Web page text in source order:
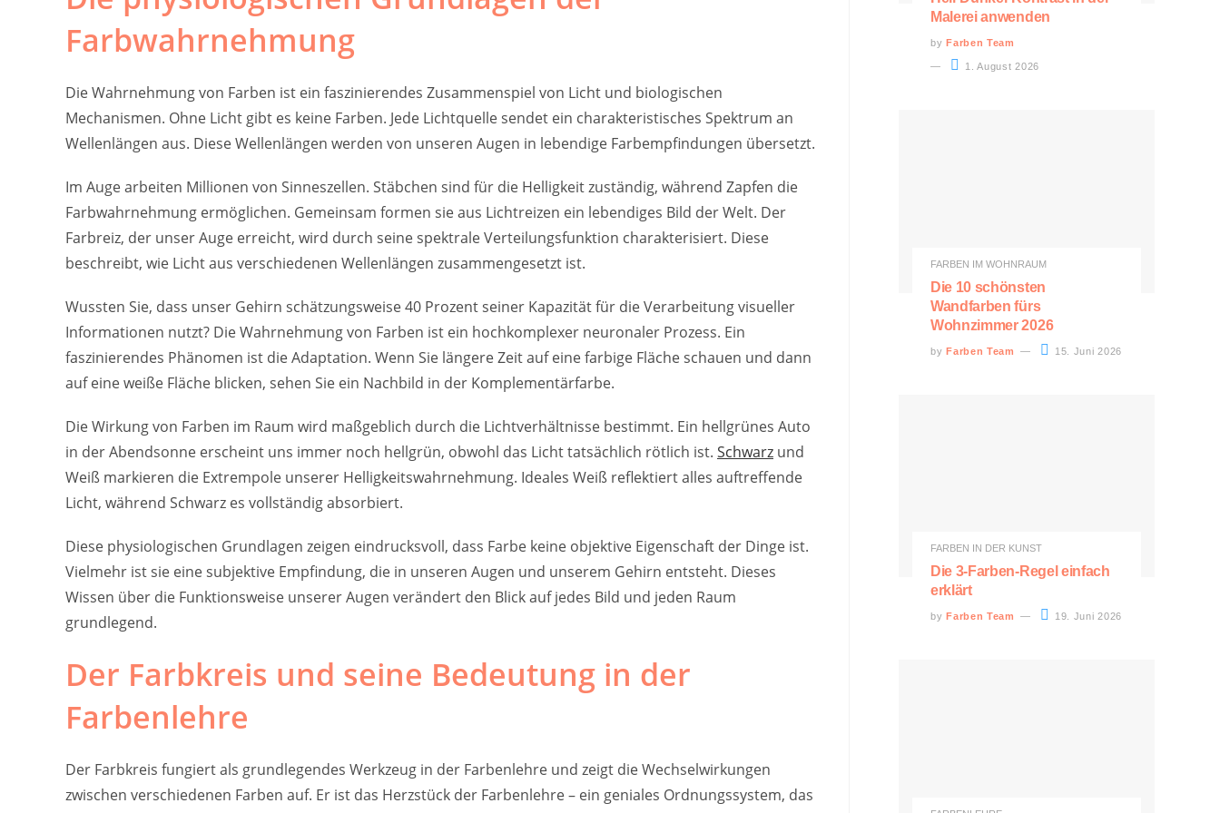
Farbwahrnehmung
Die Wahrnehmung von Farben ist ein faszinierendes Zusammenspiel von Licht und biologischen
Mechanismen. Ohne Licht gibt es keine Farben. Jede Lichtquelle sendet ein charakteristisches Spektrum an
Wellenlängen aus. Diese Wellenlängen werden von unseren Augen in lebendige Farbempfindungen übersetzt.
Im Auge arbeiten Millionen von Sinneszellen. Stäbchen sind für die Helligkeit zuständig, während Zapfen die
Farbwahrnehmung ermöglichen. Gemeinsam formen sie aus Lichtreizen ein lebendiges Bild der Welt. Der
Farbreiz, der unser Auge erreicht, wird durch seine spektrale Verteilungsfunktion charakterisiert. Diese
beschreibt, wie Licht aus verschiedenen Wellenlängen zusammengesetzt ist.
Wussten Sie, dass unser Gehirn schätzungsweise 40 Prozent seiner Kapazität für die Verarbeitung visueller
Informationen nutzt? Die Wahrnehmung von Farben ist ein hochkomplexer neuronaler Prozess. Ein
faszinierendes Phänomen ist die Adaptation. Wenn Sie längere Zeit auf eine farbige Fläche schauen und dann
auf eine weiße Fläche blicken, sehen Sie ein Nachbild in der Komplementärfarbe.
Die Wirkung von Farben im Raum wird maßgeblich durch die Lichtverhältnisse bestimmt. Ein hellgrünes Auto
in der Abendsonne erscheint uns immer noch hellgrün, obwohl das Licht tatsächlich rötlich ist. Schwarz und
Weiß markieren die Extrempole unserer Helligkeitswahrnehmung. Ideales Weiß reflektiert alles auftreffende
Licht, während Schwarz es vollständig absorbiert.
Diese physiologischen Grundlagen zeigen eindrucksvoll, dass Farbe keine objektive Eigenschaft der Dinge ist.
Vielmehr ist sie eine subjektive Empfindung, die in unseren Augen und unserem Gehirn entsteht. Dieses
Wissen über die Funktionsweise unserer Augen verändert den Blick auf jedes Bild und jeden Raum
grundlegend.
Der Farbkreis und seine Bedeutung in der
Farbenlehre
Der Farbkreis fungiert als grundlegendes Werkzeug in der Farbenlehre und zeigt die Wechselwirkungen
zwischen verschiedenen Farben auf. Er ist das Herzstück der Farbenlehre – ein geniales Ordnungssystem, das
Malerei anwenden
by Farben Team
1. August 2026
FARBEN IM WOHNRAUM
Die 10 schönsten
Wandfarben fürs
Wohnzimmer 2026
by Farben Team 15. Juni 2026
FARBEN IN DER KUNST
Die 3-Farben-Regel einfach
erklärt
by Farben Team 19. Juni 2026